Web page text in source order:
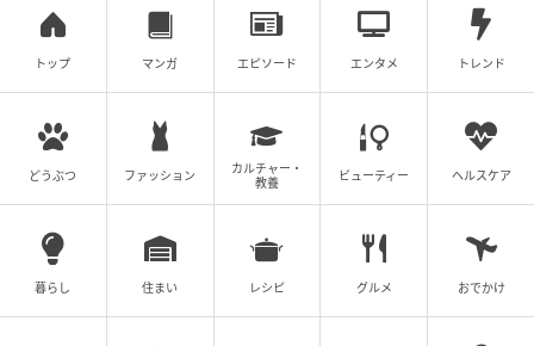
ウーマンエキサイト
トップ マンガ エピソード エンタメ トレンド
どうぶつ ファッション
カルチャー・
教養
ビューティー ヘルスケア
暮らし 住まい レシピ グルメ おでかけ